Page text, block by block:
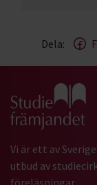
Dela:
Gå till
Vi är ett av
utbud av
föreläsningar.